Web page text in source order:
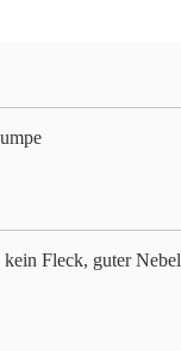
Fleck, guter Nebel